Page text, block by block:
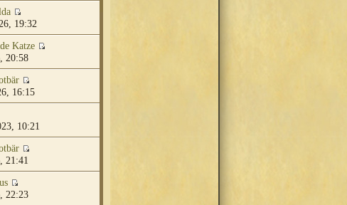
19:32
Katze
20:58
16:15
10:21
21:41
22:23